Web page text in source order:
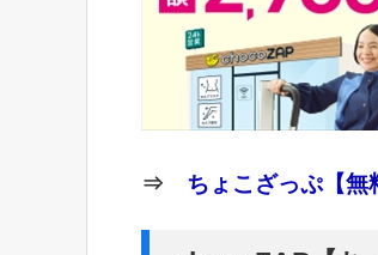
⇒ ちょこざっぷ【無